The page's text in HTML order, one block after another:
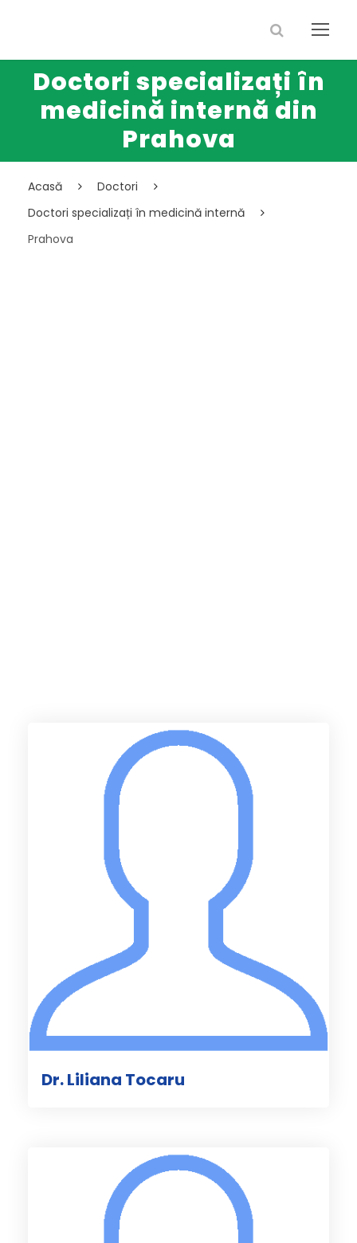
Doctori specializați în
medicină internă din
Prahova
Acasă
Doctori
Doctori specializați în medicină internă
Prahova
Dr. Liliana Tocaru